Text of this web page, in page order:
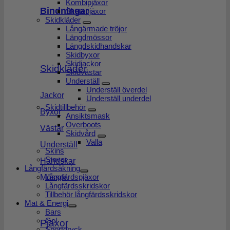
Bindningar
Skidkläder
Jackor
Byxor
Västar
Underställ
Handskar
Mössor
Pjäxor
Kombipjäxor
Skatepjäxor
Skidkläder
Långärmade tröjor
Längdmössor
Längdskidhandskar
Skidbyxor
Skidjackor
Skidvästar
Underställ
Underställ överdel
Underställ underdel
Skidtillbehör
Ansiktsmask
Overboots
Skidvård
Valla
Skins
Stavar
Långfärdsåkning
Långfärdspjäxor
Långfärdsskridskor
Tillbehör långfärdsskridskor
Mat & Energi
Bars
Gel